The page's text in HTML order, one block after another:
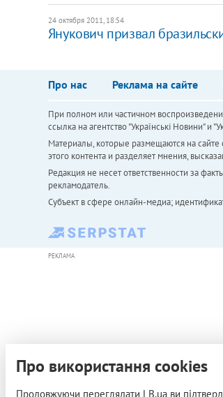
24 октября 2011, 18:54
​Янукович призвал
Про нас Реклама на сайте
При полном или частичном
ссылка на агентство "Українськi Новини" и
Материалы, которые размещаются на сайте
этого контента и разделяет мнения,
Редакция не несет ответственности за
рекламодатель.
Субъект в сфере онлайн-медиа;
РЕКЛАМА
Про використання cookies
Продовжуючи переглядати LB.ua ви